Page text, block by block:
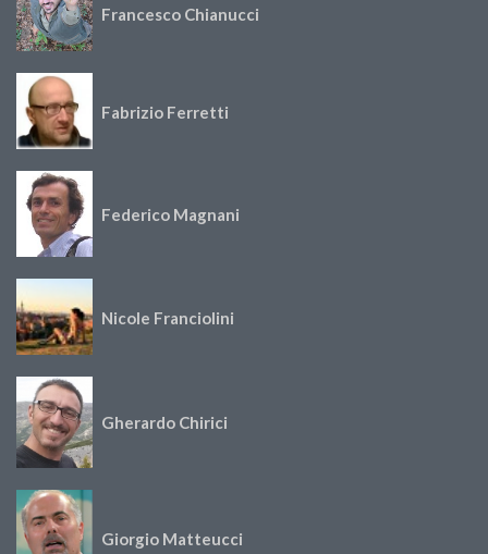
Francesco Chianucci
Fabrizio Ferretti
Federico Magnani
Nicole Franciolini
Gherardo Chirici
Giorgio Matteucci